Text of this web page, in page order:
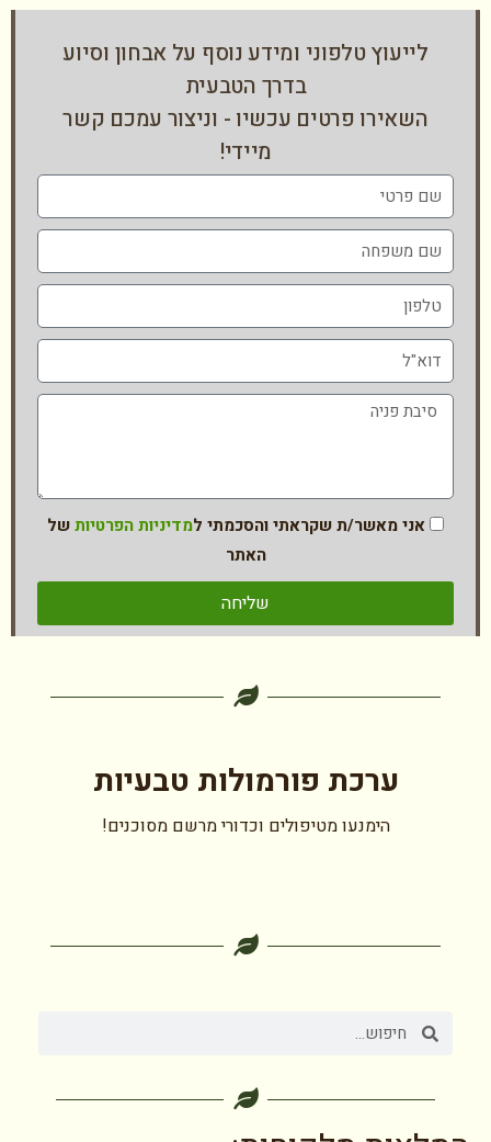
לייעוץ טלפוני ומידע נוסף על אבחון וסיוע
בדרך הטבעית
השאירו פרטים עכשיו - וניצור עמכם קשר
מיידי!
אני מאשר/ת שקראתי והסכמתי למדיניות הפרטיותשל
האתר
שליחה
ערכת פורמולות טבעיות
הימנעו מטיפולים וכדורי מרשם מסוכנים!